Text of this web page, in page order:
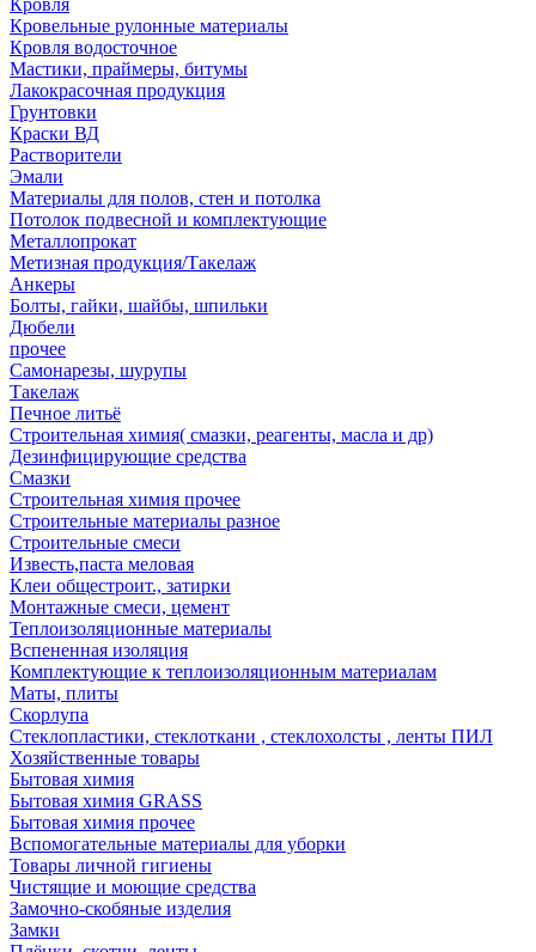
Кровля
Кровельные рулонные материалы
Кровля водосточное
Мастики, праймеры, битумы
Лакокрасочная продукция
Грунтовки
Краски ВД
Растворители
Эмали
Материалы для полов, стен и потолка
Потолок подвесной и комплектующие
Металлопрокат
Метизная продукция/Такелаж
Анкеры
Болты, гайки, шайбы, шпильки
Дюбели
прочее
Самонарезы, шурупы
Такелаж
Печное литьё
Строительная химия( смазки, реагенты, масла и др)
Дезинфицирующие средства
Смазки
Строительная химия прочее
Строительные материалы разное
Строительные смеси
Известь,паста меловая
Клеи общестроит., затирки
Монтажные смеси, цемент
Теплоизоляционные материалы
Вспененная изоляция
Комплектующие к теплоизоляционным материалам
Маты, плиты
Скорлупа
Стеклопластики, стеклоткани , стеклохолсты , ленты ПИЛ
Хозяйственные товары
Бытовая химия
Бытовая химия GRASS
Бытовая химия прочее
Вспомогательные материалы для уборки
Товары личной гигиены
Чистящие и моющие средства
Замочно-скобяные изделия
Замки